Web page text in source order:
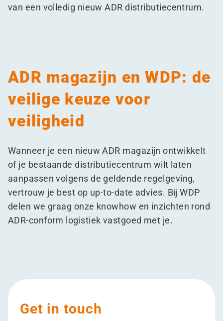
van een volledig nieuw ADR distributiecentrum.
ADR magazijn en WDP: de
veilige keuze voor
veiligheid
Wanneer je een nieuw ADR magazijn ontwikkelt
of je bestaande distributiecentrum wilt laten
aanpassen volgens de geldende regelgeving,
vertrouw je best op up-to-date advies. Bij WDP
delen we graag onze knowhow en inzichten rond
ADR-conform logistiek vastgoed met je.
Get in touch